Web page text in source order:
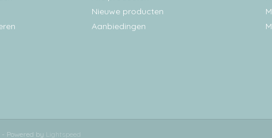
Nieuwe producten
Aanbiedingen
Powered by Lightspeed